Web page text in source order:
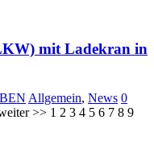
mit Ladekran in
Allgemein, News 0
>> 1 2 3 4 5 6 7 8 9